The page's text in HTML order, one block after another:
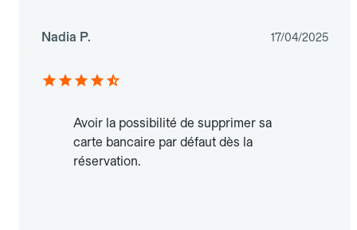
Nadia P. 17/04/2025
Avoir la possibilité de supprimer sa
carte bancaire par défaut dès la
réservation.